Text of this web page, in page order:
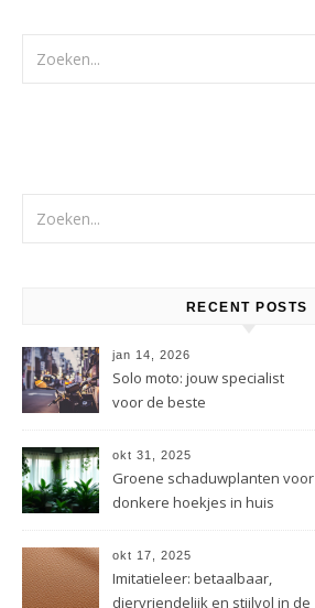
RECENT POSTS
jan 14, 2026
Solo moto: jouw specialist
voor de beste
okt 31, 2025
Groene schaduwplanten voor
donkere hoekjes in huis
okt 17, 2025
Imitatieleer: betaalbaar,
diervriendelijk en stijlvol in de